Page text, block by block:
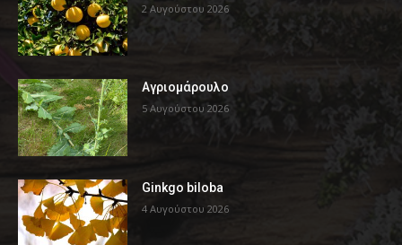
2 Αυγούστου 2026
Αγριομάρουλο
5 Αυγούστου 2026
Ginkgo biloba
4 Αυγούστου 2026